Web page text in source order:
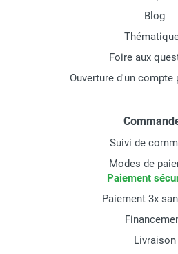
Blog
Foire aux
Ouverture d'un compte
Suivi de
Modes de
Paiement
Paiement 3x
Livraison